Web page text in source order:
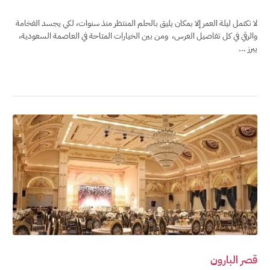
لا تكتمل ليلة العمر إلا بمكان يليق بالحلم المنتظر منذ سنوات، لكي يجسد الفخامة
والرقي في كل تفاصيل العرس، ومن بين الخيارات المتاحة في العاصمة السعودية،
يبرز ...
قصر البارون